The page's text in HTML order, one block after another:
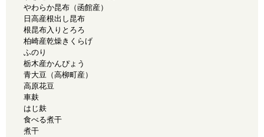
やわらか昆布（函館産）
日高産根出し昆布
根昆布入りとろろ
柏崎産乾燥きくらげ
ふのり
栃木産かんぴょう
青大豆（高柳町産）
高原花豆
車麸
はじ麸
食べる煮干
煮干